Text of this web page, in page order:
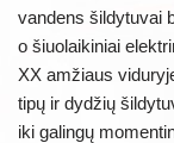
vandens šildytuvai
o šiuolaikiniai
XX amžiaus
tipų ir dydžių
iki galingų